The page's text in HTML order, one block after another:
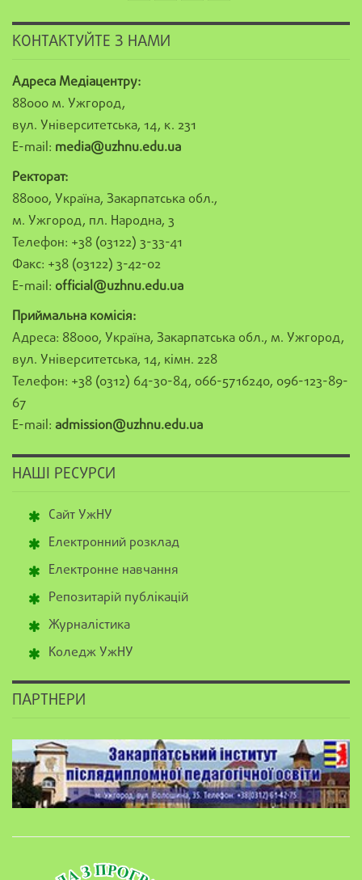
КОНТАКТУЙТЕ З НАМИ
Адреса Медіацентру:
88000 м. Ужгород,
вул. Університетська, 14, к. 231
E-mail: media@uzhnu.edu.ua
Ректорат:
88000, Україна, Закарпатська обл.,
м. Ужгород, пл. Народна, 3
Телефон: +38 (03122) 3-33-41
Факс: +38 (03122) 3-42-02
E-mail: official@uzhnu.edu.ua
Приймальна комісія:
Адреса: 88000, Україна, Закарпатська обл., м. Ужгород,
вул. Університетська, 14, кімн. 228
Телефон: +38 (0312) 64-30-84, 066-5716240, 096-123-89-
67
E-mail: admission@uzhnu.edu.ua
НАШІ РЕСУРСИ
Сайт УжНУ
Електронний розклад
Електронне навчання
Репозитарій публікацій
Журналістика
Коледж УжНУ
ПАРТНЕРИ